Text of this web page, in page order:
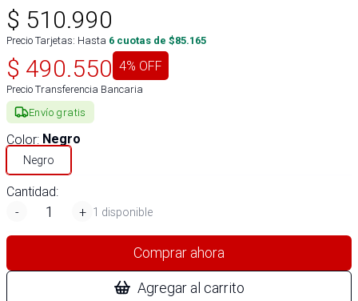
$ 510.990
Precio Tarjetas: Hasta 6 cuotas de $85.165
$ 490.550 4% OFF
Precio Transferencia Bancaria
Envío gratis
Color: Negro
Negro
Cantidad:
-
+ 1 disponible
Comprar ahora
Agregar al carrito